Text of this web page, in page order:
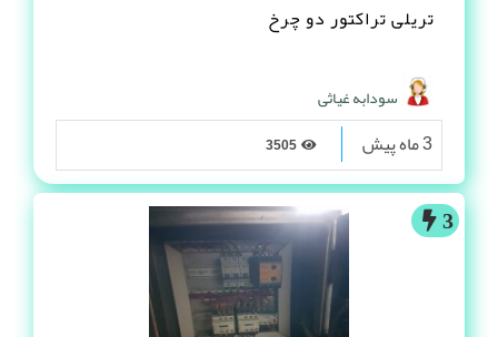
تریلی تراکتور دو چرخ
سودابه غیاثی
3 ماه پیش
3